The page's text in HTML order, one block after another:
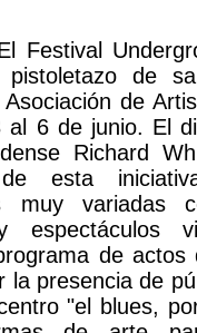
Festival
de
de
6 de junio. El
Richard
de esta
muy variadas
espectáculos
de actos
la presencia de
"el blues,